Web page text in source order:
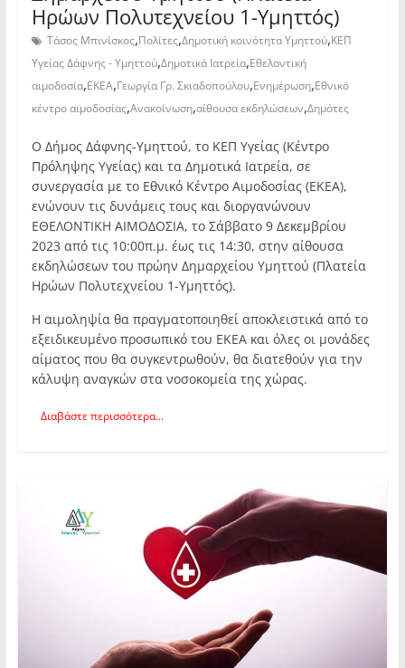
Ηρώων Πολυτεχνείου 1-Υμηττός)
Τάσος Μπινίσκος,Πολίτες,Δημοτική κοινότητα Υμηττού,ΚΕΠ
Υγείας Δάφνης - Υμηττού,Δημοτικά Ιατρεία,Εθελοντική
αιμοδοσία,ΕΚΕΑ,Γεωργία Γρ. Σκιαδοπούλου,Ενημέρωση,Εθνικό
κέντρο αιμοδοσίας,Ανακοίνωση,αίθουσα εκδηλώσεων,Δημότες
Ο Δήμος Δάφνης-Υμηττού, το ΚΕΠ Υγείας (Κέντρο
Πρόληψης Υγείας) και τα Δημοτικά Ιατρεία, σε
συνεργασία με το Εθνικό Κέντρο Αιμοδοσίας (ΕΚΕΑ),
ενώνουν τις δυνάμεις τους και διοργανώνουν
ΕΘΕΛΟΝΤΙΚΗ ΑΙΜΟΔΟΣΙΑ, το Σάββατο 9 Δεκεμβρίου
2023 από τις 10:00π.μ. έως τις 14:30, στην αίθουσα
εκδηλώσεων του πρώην Δημαρχείου Υμηττού (Πλατεία
Ηρώων Πολυτεχνείου 1-Υμηττός).
Η αιμοληψία θα πραγματοποιηθεί αποκλειστικά από το
εξειδικευμένο προσωπικό του ΕΚΕΑ και όλες οι μονάδες
αίματος που θα συγκεντρωθούν, θα διατεθούν για την
κάλυψη αναγκών στα νοσοκομεία της χώρας.
Διαβάστε περισσότερα...